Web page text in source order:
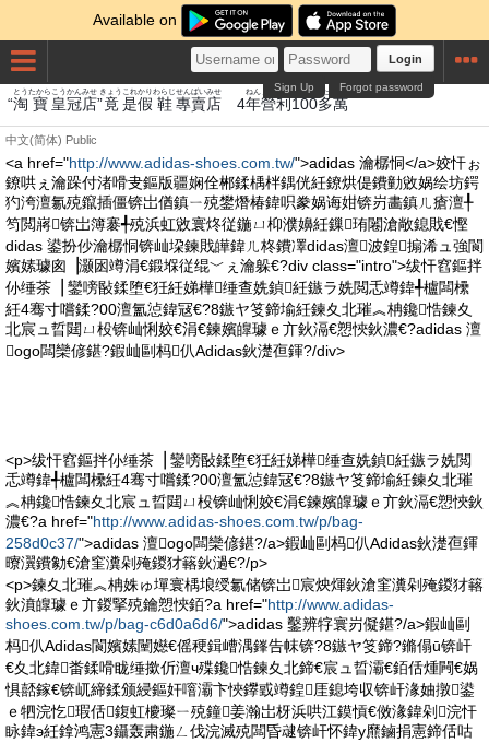
Available on
Login
Forgot password
Sign Up
“淘
とう
寶
たから
皇
こう
冠
かん
店
みせ
”竟
きょう
是
これ
假
かり
鞋
わらじ
專賣
せんばい
店
みせ
4年
ねん
營利
えいり
100多
た
萬
まん
中文(简体) Public
<a href="http://www.adidas-shoes.com.tw/">adidas 瀹樼恫</a>姣忓ぉ
鐐哄ぇ瀹跺付渚嗗叏鏂版疆娴佺郴鍒楀柈鍝侊紝鐐烘偍鐨勭敓娲绘坊鍔
犳洿澶氱殑鑹插僵锛岀偤鎮ㄧ殑鐢熸椿鍏呮豢娲诲姏锛岃畵鎮ㄦ瘡澶╀
笉閲嶈锛岀簿褰╃殑浜虹敓寰炵従鍦ㄩ枊濮嬶紝鏁珛闂滄敞鎴戝€慳
didas 鍙扮仯瀹樼恫锛屾垜鍊戝皣鍏ㄦ柊鐨凙didas澶波鍠搧浠ュ強閬
嬪嫊璩囪▕灏囦竴涓€鍛堢従绲﹀ぇ瀹躲€?div class="intro">绂忓窞鏂拌
仦缍茶▕ 鑾嗙敯鍒堕€狅紝娣樺缍查姺鍞紝鏃ラ姺閲忎竴鍏╃櫨闆欙
紝4骞寸嚐鍒?00澶氳惉鍏冦€?8鏃ヤ笅鍗堬紝鍊夊北璀︽柟鑱悎鍊夊
北宸ュ晢閮ㄩ杸锛屾悧姣€涓€鍊嬪皥璩ｅ亣鈥滆€愬悏鈥濃€?adidas 澶
ogo闆欒偐鍖?鍜屾剾杩仈Adidas鈥濋亱鍕?/div>
<p>绂忓窞鏂拌仦缍茶▕ 鑾嗙敯鍒堕€狅紝娣樺缍查姺鍞紝鏃ラ姺閲
忎竴鍏╃櫨闆欙紝4骞寸嚐鍒?00澶氳惉鍏冦€?8鏃ヤ笅鍗堬紝鍊夊北璀
︽柟鑱悎鍊夊北宸ュ晢閮ㄩ杸锛屾悧姣€涓€鍊嬪皥璩ｅ亣鈥滆€愬悏鈥
濃€?a href="http://www.adidas-shoes.com.tw/p/bag-
258d0c37/">adidas 澶ogo闆欒偐鍖?/a>鍜屾剾杩仈Adidas鈥濋亱鍕
曢瀷鐨勨€滄窐瀵剁殗鍐犲簵鈥濄€?/p>
<p>鍊夊北璀︽柟姝ゅ墠寰楀埌绶氱储锛岀宸炴煇鈥滄窐瀵剁殗鍐犲簵
鈥濆皥璩ｅ亣鍐掔殑鑰愬悏銆?a href="http://www.adidas-
shoes.com.tw/p/bag-c6d0a6d6/">adidas 鑿辨牸寰岃儗鍖?/a>鍜屾剾
杩仈Adidas閬嬪嫊闉嬨€傜稉鍓嶆湡鎽告帓锛?8鏃ヤ笅鍗?鏅傝ū锛屽
€夊北鍏畨鍒嗗眬缍撳伒澶ч殜鑱悎鍊夊北鍗€宸ュ晢灞€銆佸煄闁€娲
惧嚭鎵€锛屼締鍒颁綅鏂奸噾灞卞悏鑻戜竴鍠厓鎴垮収锛屽湪妯撴鍙
ｅ牭浣忔瑕佸鍑虹櫦璨ㄧ殑鐘姜瀚岀枒浜哄江鏌愩€傚湪鍏剁浣忓
眿鍏э紝鎿鸿憲3鑷轰粛鍦ㄥ伐浣滅殑闆昏叇锛屽怀鍏у爢鏀捐憲鍗佸咕